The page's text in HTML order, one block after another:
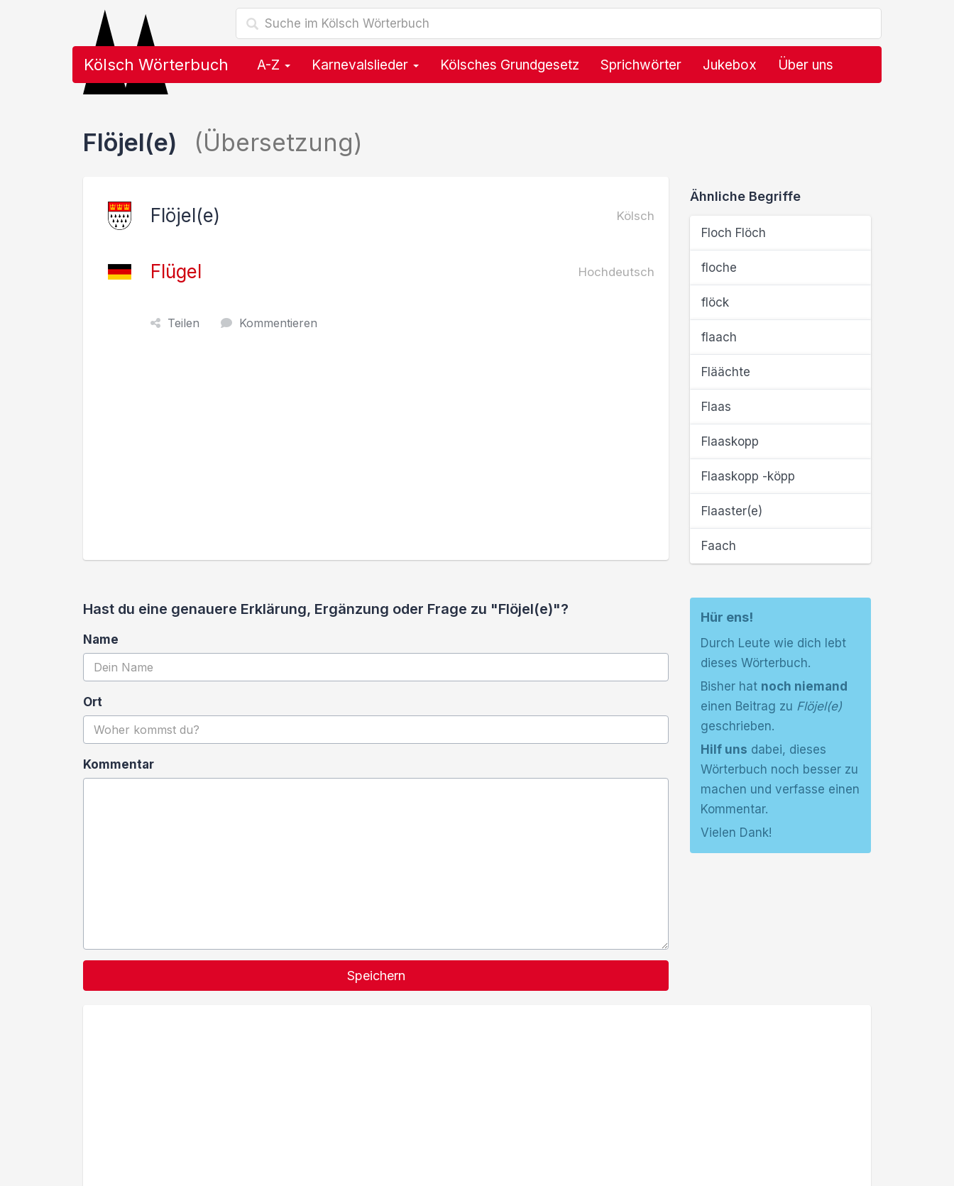
Kölsch Wörterbuch A-Z Karnevalslieder Kölsches Grundgesetz Sprichwörter Jukebox Über uns
Flöjel(e) (Übersetzung)
Flöjel(e) Kölsch
Flügel Hochdeutsch
Teilen Kommentieren
Ähnliche Begriffe
Floch Flöch
floche
flöck
flaach
Fläächte
Flaas
Flaaskopp
Flaaskopp -köpp
Flaaster(e)
Faach
Hast du eine genauere Erklärung, Ergänzung oder Frage zu "Flöjel(e)"?
Name
Ort
Kommentar
Speichern
Hür ens!
Durch Leute wie dich lebt
dieses Wörterbuch.
Bisher hat noch niemand
einen Beitrag zu Flöjel(e)
geschrieben.
Hilf uns dabei, dieses
Wörterbuch noch besser zu
machen und verfasse einen
Kommentar.
Vielen Dank!